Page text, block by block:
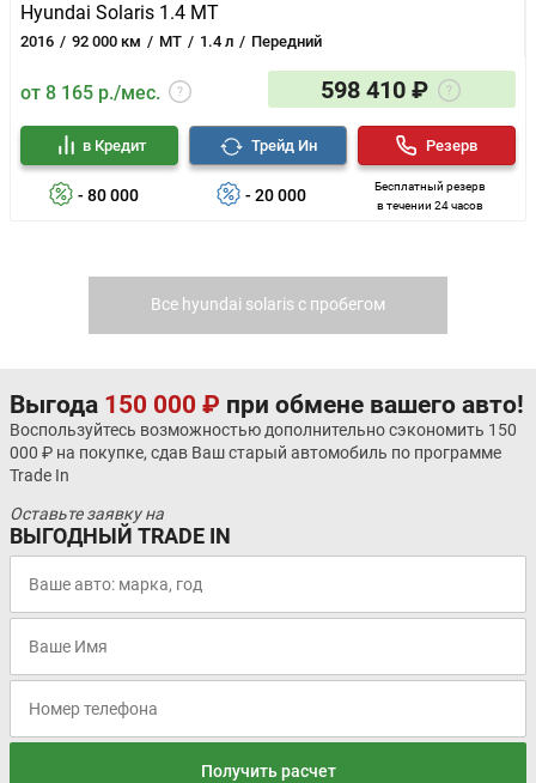
Hyundai Solaris 1.4 MT
2016 92 000 км MT 1.4 л Передний
от 8 165 р./мес. 598 410 ₽
- 80 000
в Кредит
- 20 000
Трейд Ин
Бесплатный резерв
в течении 24 часов
Резерв
Все hyundai solaris с пробегом
Выгода 150 000 ₽ при обмене вашего авто!
Воспользуйтесь возможностью дополнительно сэкономить 150
000 ₽ на покупке, сдав Ваш старый автомобиль по программе
Trade In
Оставьте заявку на
ВЫГОДНЫЙ TRADE IN
Получить расчет